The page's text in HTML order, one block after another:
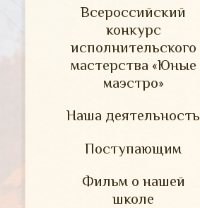
Всероссийский
конкурс
исполнительского
мастерства «Юные
маэстро»
Наша деятельность
Поступающим
Фильм о нашей
школе